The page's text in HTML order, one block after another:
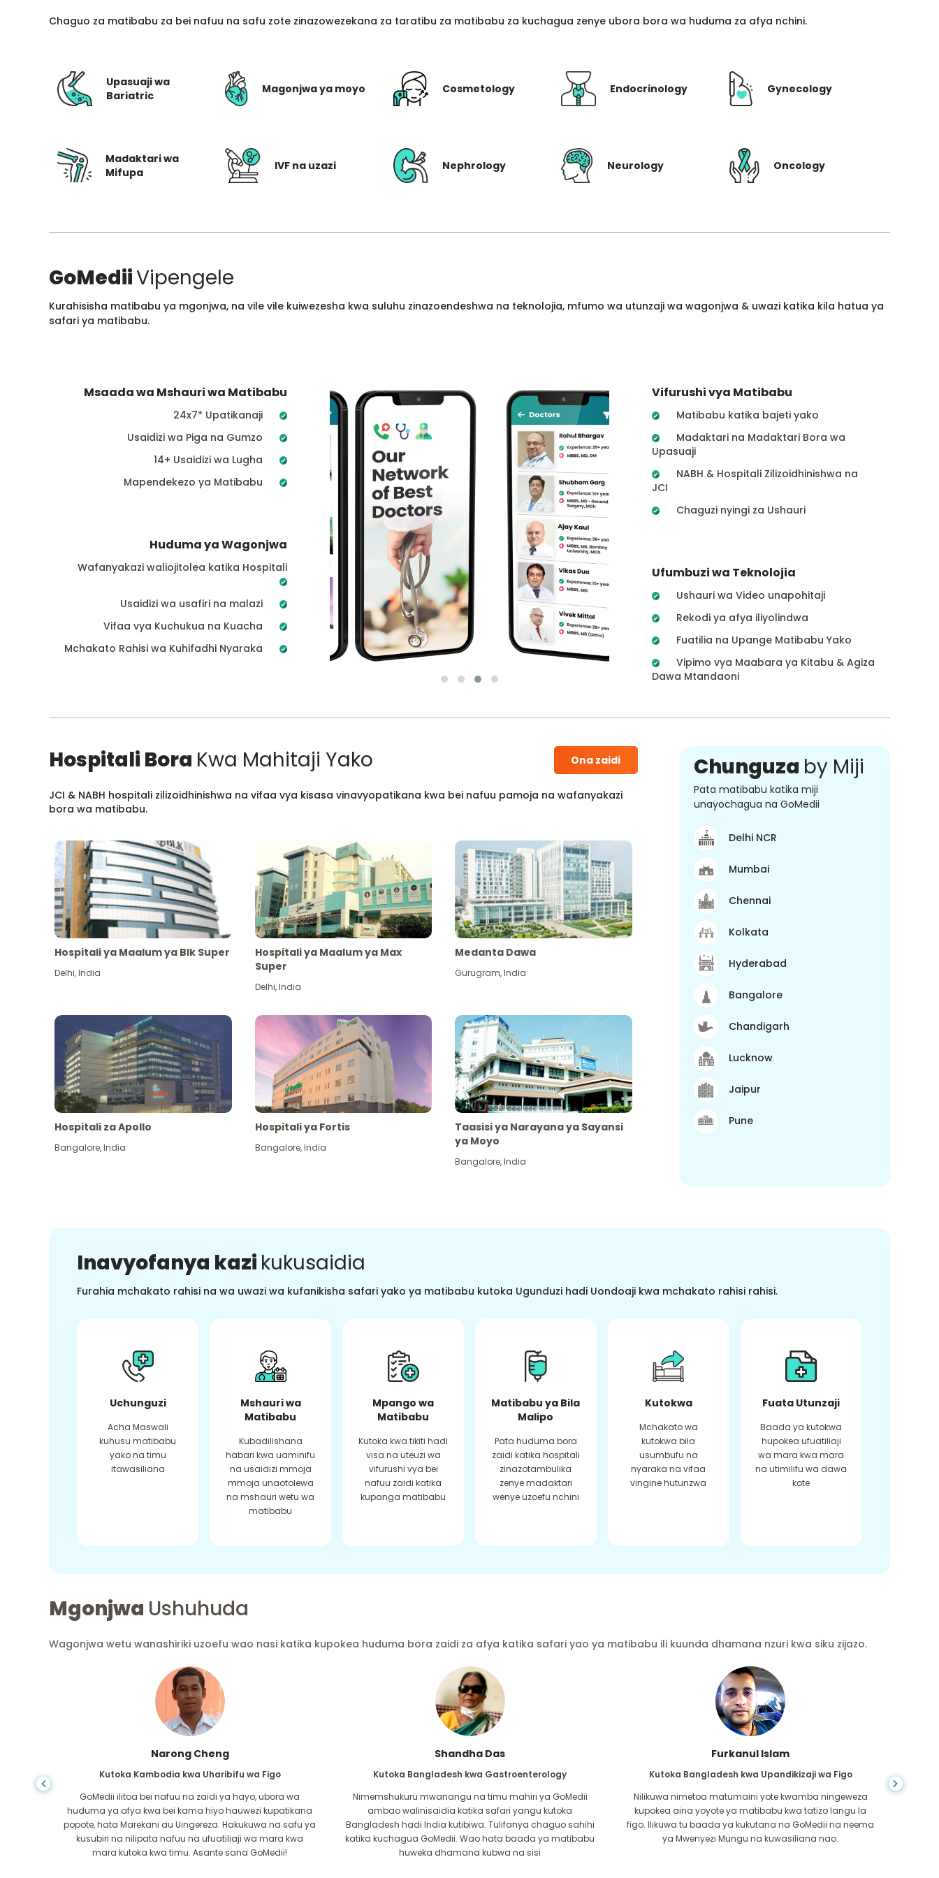
Chaguo za matibabu za bei nafuu na safu zote zinazowezekana za taratibu za matibabu za kuchagua zenye ubora bora wa huduma za afya nchini.
Upasuaji wa
Bariatric
Magonjwa ya moyo Cosmetology Endocrinology Gynecology
Madaktari wa
Mifupa
IVF na uzazi Nephrology Neurology Oncology
GoMediiVipengele
Kurahisisha matibabu ya mgonjwa, na vile vile kuiwezesha kwa suluhu zinazoendeshwa na teknolojia, mfumo wa utunzaji wa wagonjwa & uwazi katika kila hatua ya
safari ya matibabu.
Msaada wa Mshauri wa Matibabu
24x7* Upatikanaji
Usaidizi wa Piga na Gumzo
14+ Usaidizi wa Lugha
Mapendekezo ya Matibabu
Huduma ya Wagonjwa
Wafanyakazi waliojitolea katika Hospitali
Usaidizi wa usafiri na malazi
Vifaa vya Kuchukua na Kuacha
Mchakato Rahisi wa Kuhifadhi Nyaraka
Vifurushi vya Matibabu
Matibabu katika bajeti yako
Madaktari na Madaktari Bora wa
Upasuaji
NABH & Hospitali Zilizoidhinishwa na
JCI
Chaguzi nyingi za Ushauri
Ufumbuzi wa Teknolojia
Ushauri wa Video unapohitaji
Rekodi ya afya iliyolindwa
Fuatilia na Upange Matibabu Yako
Vipimo vya Maabara ya Kitabu & Agiza
Dawa Mtandaoni
Hospitali Bora Kwa Mahitaji Yako Ona zaidi
JCI & NABH hospitali zilizoidhinishwa na vifaa vya kisasa vinavyopatikana kwa bei nafuu pamoja na wafanyakazi
bora wa matibabu.
Hospitali ya Maalum ya Blk Super
Delhi,India
Hospitali ya Maalum ya Max
Super
Delhi,India
Medanta Dawa
Gurugram,India
Hospitali za Apollo
Bangalore,India
Hospitali ya Fortis
Bangalore,India
Taasisi ya Narayana ya Sayansi
ya Moyo
Bangalore,India
Chunguza by Miji
Pata matibabu katika miji
unayochagua na GoMedii
Delhi NCR
Mumbai
Chennai
Kolkata
Hyderabad
Bangalore
Chandigarh
Lucknow
Jaipur
Pune
Inavyofanya kazi kukusaidia
Furahia mchakato rahisi na wa uwazi wa kufanikisha safari yako ya matibabu kutoka Ugunduzi hadi Uondoaji kwa mchakato rahisi rahisi.
Uchunguzi
Acha Maswali
kuhusu matibabu
yako na timu
itawasiliana
Mshauri wa
Matibabu
Kubadilishana
habari kwa uaminifu
na usaidizi mmoja
mmoja unaotolewa
na mshauri wetu wa
matibabu
Mpango wa
Matibabu
Kutoka kwa tikiti hadi
visa na uteuzi wa
vifurushi vya bei
nafuu zaidi katika
kupanga matibabu
Matibabu ya Bila
Malipo
Pata huduma bora
zaidi katika hospitali
zinazotambulika
zenye madaktari
wenye uzoefu nchini
Kutokwa
Mchakato wa
kutokwa bila
usumbufu na
nyaraka na vifaa
vingine hutunzwa
Fuata Utunzaji
Baada ya kutokwa
hupokea ufuatiliaji
wa mara kwa mara
na utimilifu wa dawa
kote
Mgonjwa Ushuhuda
Wagonjwa wetu wanashiriki uzoefu wao nasi katika kupokea huduma bora zaidi za afya katika safari yao ya matibabu ili kuunda dhamana nzuri kwa siku zijazo.
Shandha Das
Kutoka Bangladesh kwa Gastroenterology
Nimemshukuru mwanangu na timu mahiri ya GoMedii
ambao walinisaidia katika safari yangu kutoka
Bangladesh hadi India kutibiwa. Tulifanya chaguo sahihi
katika kuchagua GoMedii. Wao hata baada ya matibabu
huweka dhamana kubwa na sisi
Furkanul Islam
Kutoka Bangladesh kwa Upandikizaji wa Figo
Nilikuwa nimetoa matumaini yote kwamba ningeweza
kupokea aina yoyote ya matibabu kwa tatizo langu la
figo. Ilikuwa tu baada ya kukutana na GoMedii na neema
ya Mwenyezi Mungu na kuwasiliana nao.
Chea Sarath
Kutoka Kambodia kwa CKD
CKD ni hali ya maisha ya muda mrefu ambayo inazidi
kuwa mbaya. Niliteseka kwa muda mrefu na hatimaye
GoMedii na mmoja wa mshirika wao huko Kambodia
walinisaidia kutambua ilikuwa wakati wa kushikilia afya